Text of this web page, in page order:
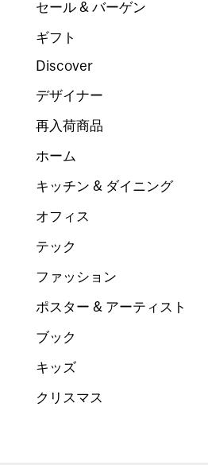
セール & バーゲン
ギフト
Discover
デザイナー
再入荷商品
ホーム
キッチン & ダイニング
オフィス
テック
ファッション
ポスター & アーティスト
ブック
キッズ
クリスマス